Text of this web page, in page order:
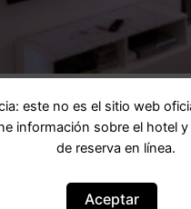
Casa Jon Con Garage
IR AL HOTEL
este no es el sitio web
información sobre el hotel
de reserva en línea.
Aceptar